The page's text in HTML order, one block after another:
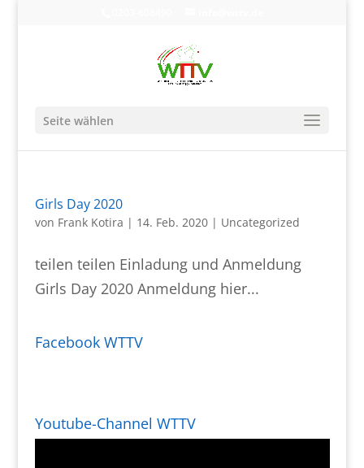
Seite wählen
Girls Day 2020
von Frank Kotira | 14. Feb. 2020| Uncategorized
teilen teilen Einladung und Anmeldung
Girls Day 2020 Anmeldung hier...
Facebook WTTV
Youtube-Channel WTTV